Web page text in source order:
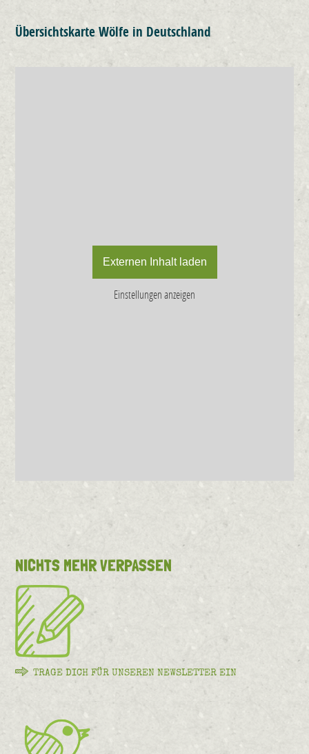
Übersichtskarte Wölfe in Deutschland
Externen Inhalt laden
Einstellungen anzeigen
NICHTS MEHR VERPASSEN
TRAGE DICH FÜR UNSEREN NEWSLETTER EIN